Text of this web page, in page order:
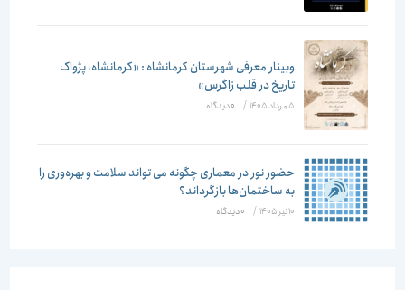
وبینار معرفی شهرستان کرمانشاه : «کرمانشاه، پژواک
تاریخ در قلب زاگرس»
5 مرداد 1405 / ۰ دیدگاه
حضور نور در معماری چگونه می تواند سلامت و بهره‌وری را
به ساختمان‌ها بازگرداند؟
10 تیر 1405 / ۰ دیدگاه